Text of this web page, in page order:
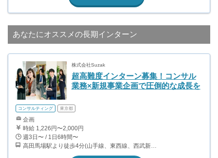
あなたにオススメの長期インターン
株式会社Suzak
超高難度インターン募集！コンサル
業務×新規事業企画で圧倒的な成長を
コンサルティング 東京都
企画
時給 1,226円〜2,000円
週3日〜 / 1日6時間〜
高田馬場駅より徒歩4分(山手線、東西線、西武新宿線)